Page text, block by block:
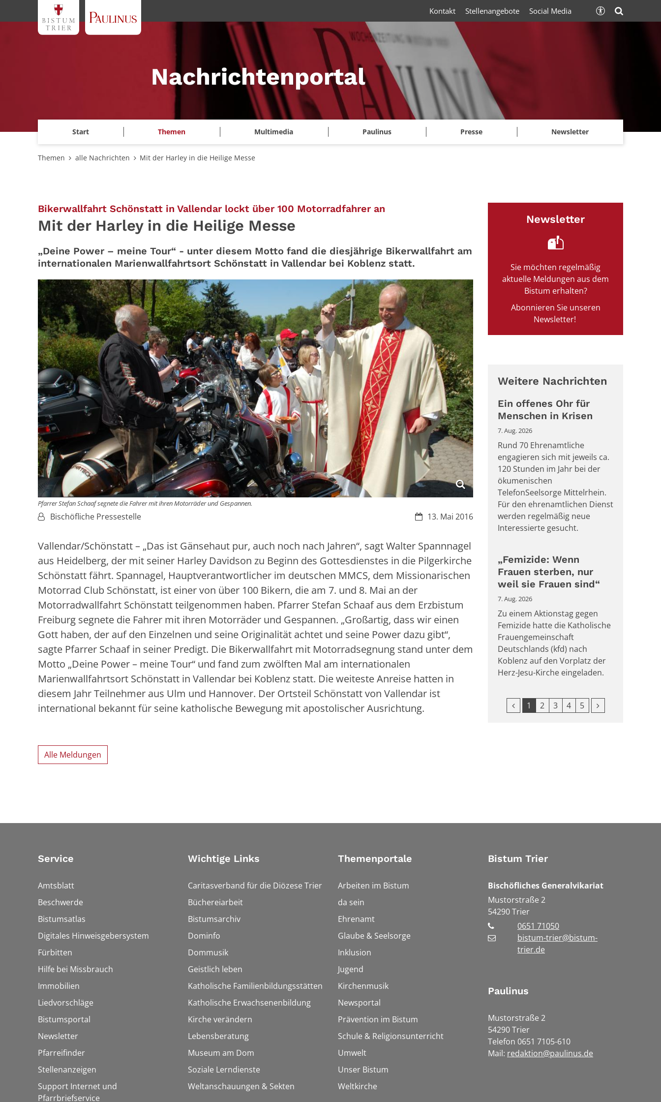
Zum Inhalt springen
Nachrichtenportal
Start Themen Multimedia Paulinus Presse Newsletter
Kontakt Stellenangebote Social Media
Themen alle Nachrichten Mit der Harley in die Heilige Messe
Bikerwallfahrt Schönstatt in Vallendar lockt über 100 Motorradfahrer an
Mit der Harley in die Heilige Messe
„Deine Power – meine Tour“ - unter diesem Motto fand die diesjährige Bikerwallfahrt am
internationalen Marienwallfahrtsort Schönstatt in Vallendar bei Koblenz statt.
Pfarrer Stefan Schaaf segnete die Fahrer mit ihren Motorräder und Gespannen.
Datum:13. Mai 2016
Von:Bischöfliche Pressestelle
Vallendar/Schönstatt – „Das ist Gänsehaut pur, auch noch nach Jahren“, sagt Walter Spannnagel
aus Heidelberg, der mit seiner Harley Davidson zu Beginn des Gottesdienstes in die Pilgerkirche
Schönstatt fährt. Spannagel, Hauptverantwortlicher im deutschen MMCS, dem Missionarischen
Motorrad Club Schönstatt, ist einer von über 100 Bikern, die am 7. und 8. Mai an der
Motorradwallfahrt Schönstatt teilgenommen haben. Pfarrer Stefan Schaaf aus dem Erzbistum
Freiburg segnete die Fahrer mit ihren Motorräder und Gespannen. „Großartig, dass wir einen
Gott haben, der auf den Einzelnen und seine Originalität achtet und seine Power dazu gibt“,
sagte Pfarrer Schaaf in seiner Predigt. Die Bikerwallfahrt mit Motorradsegnung stand unter dem
Motto „Deine Power – meine Tour“ und fand zum zwölften Mal am internationalen
Marienwallfahrtsort Schönstatt in Vallendar bei Koblenz statt. Die weiteste Anreise hatten in
diesem Jahr Teilnehmer aus Ulm und Hannover. Der Ortsteil Schönstatt von Vallendar ist
international bekannt für seine katholische Bewegung mit apostolischer Ausrichtung.
Alle Meldungen
Newsletter
Sie möchten regelmäßig
aktuelle Meldungen aus dem
Bistum erhalten?
Abonnieren Sie unseren
Newsletter!
Weitere Nachrichten
Ein offenes Ohr für
Menschen in Krisen
7. Aug. 2026
Rund 70 Ehrenamtliche
engagieren sich mit jeweils ca.
120 Stunden im Jahr bei der
ökumenischen
TelefonSeelsorge Mittelrhein.
Für den ehrenamtlichen Dienst
werden regelmäßig neue
Interessierte gesucht.
„Femizide: Wenn
Frauen sterben, nur
weil sie Frauen sind“
7. Aug. 2026
Zu einem Aktionstag gegen
Femizide hatte die Katholische
Frauengemeinschaft
Deutschlands (kfd) nach
Koblenz auf den Vorplatz der
Herz-Jesu-Kirche eingeladen.
Vorherige Seite
1 2 3 4 5 Nächste Seite
Service
Amtsblatt
Beschwerde
Bistumsatlas
Digitales Hinweisgebersystem
Fürbitten
Hilfe bei Missbrauch
Immobilien
Liedvorschläge
Bistumsportal
Newsletter
Pfarreifinder
Stellenanzeigen
Support Internet und
Pfarrbriefservice
Wichtige Links
Caritasverband für die Diözese Trier
Büchereiarbeit
Bistumsarchiv
Dominfo
Dommusik
Geistlich leben
Katholische Familienbildungsstätten
Katholische Erwachsenenbildung
Kirche verändern
Lebensberatung
Museum am Dom
Soziale Lerndienste
Weltanschauungen & Sekten
Themenportale
Arbeiten im Bistum
da sein
Ehrenamt
Glaube & Seelsorge
Inklusion
Jugend
Kirchenmusik
Newsportal
Prävention im Bistum
Schule & Religionsunterricht
Umwelt
Unser Bistum
Weltkirche
Bistum Trier
Bischöfliches Generalvikariat
Mustorstraße 2
54290Trier
0651 71050
bistum-trier@bistum-
trier.de
Paulinus
Mustorstraße 2
54290 Trier
Telefon 0651 7105-610
Mail: redaktion@paulinus.de